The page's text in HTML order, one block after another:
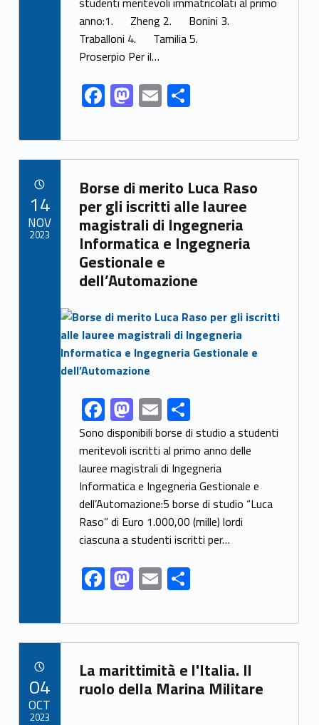
o
k
n di
anno:1. Zheng 2. Bonini 3.
Traballoni 4. Tamilia 5.
Proserpio Per il…
F
ac
e
b
o
o
k
M
as
to
d
o
n
E
m
ai
l
C
n
di
vi
di
Link identifier archive #link-archive-15353
Borse di merito Luca Raso
per gli iscritti alle lauree
magistrali di Ingegneria
Informatica e Ingegneria
Gestionale e
dell’Automazione
Link identifier archive #link-archive-thumb-soap-92074
Link identifier share facebook archive #share-link-archive-99873F
ac
e
b
o
o
k
M
as
to
d
o
n
E
m
ai
l
C
o
n
di
vi
di
Sono disponibili borse di studio a studenti
meritevoli iscritti al primo anno delle
lauree magistrali di Ingegneria
Informatica e Ingegneria Gestionale e
dell’Automazione:5 borse di studio “Luca
Raso” di Euro 1.000,00 (mille) lordi
ciascuna a studenti iscritti per…
F
ac
e
b
o
o
M
as
to
d
o
n
E
m
ai
l
C
o
n
di
vi
di
14
NOV
2023
Link identifier archive #link-archive-59666
La marittimità e l'Italia. Il
ruolo della Marina Militare
04
OCT
2023